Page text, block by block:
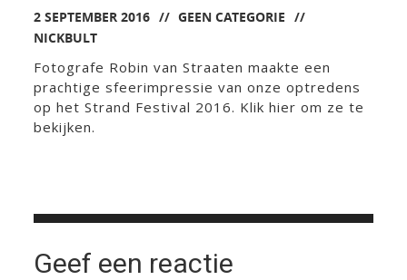
2 SEPTEMBER 2016
GEEN CATEGORIE
NICKBULT
Fotografe Robin van Straaten maakte een
prachtige sfeerimpressie van onze optredens
op het Strand Festival 2016. Klikhier om ze te
bekijken.
Geef een reactie